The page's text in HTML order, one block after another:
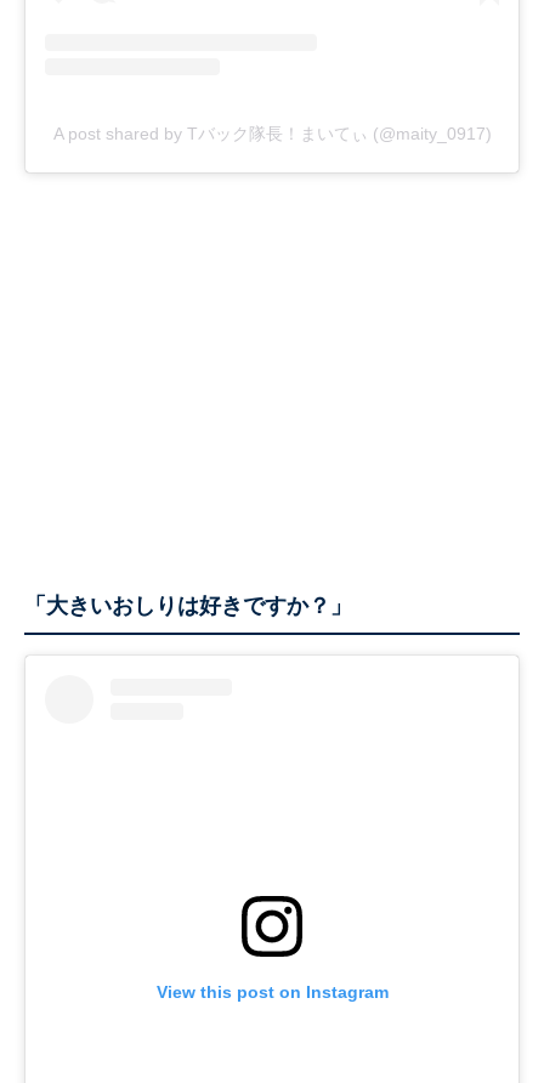
A post shared by Tバック隊長！まいてぃ (@maity_0917)
「大きいおしりは好きですか？」
View this post on Instagram